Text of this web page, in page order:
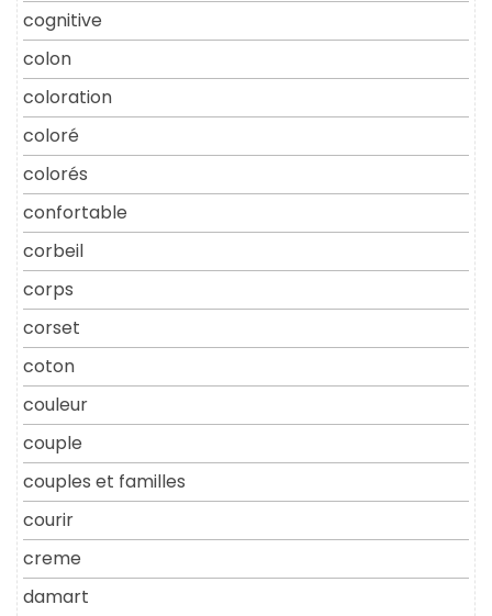
cognitive
colon
coloration
coloré
colorés
confortable
corbeil
corps
corset
coton
couleur
couple
couples et familles
courir
creme
damart